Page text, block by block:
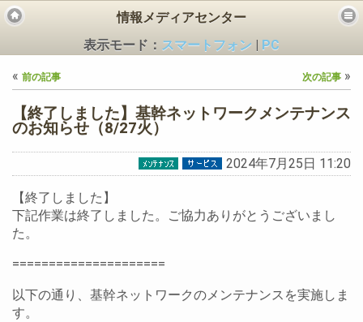
情報メディアセンター
表示モード： スマートフォン
PC
« 前の記事 次の記事 »
【終了しました】基幹ネットワークメンテナンス
のお知らせ（8/27火）
2024年7月25日 11:20
【終了しました】
下記作業は終了しました。ご協力ありがとうございまし
た。
=====================
以下の通り、基幹ネットワークのメンテナンスを実施しま
す。